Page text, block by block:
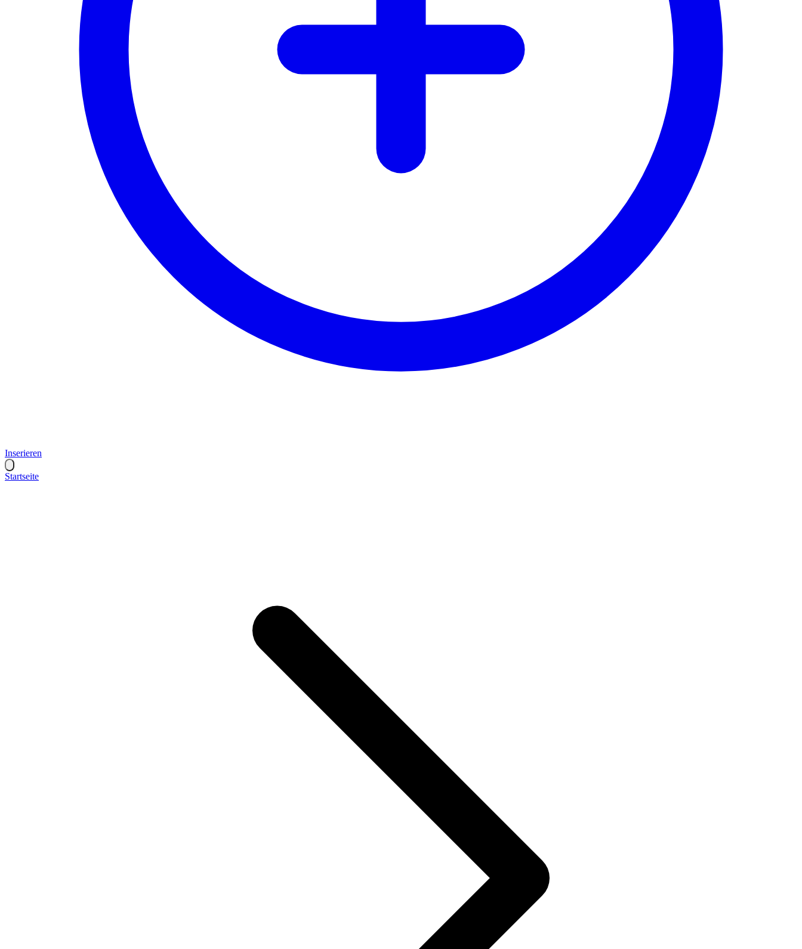
Inserieren
Startseite